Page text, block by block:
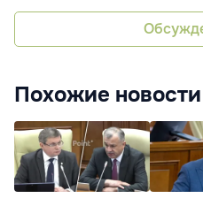
Похожие новости